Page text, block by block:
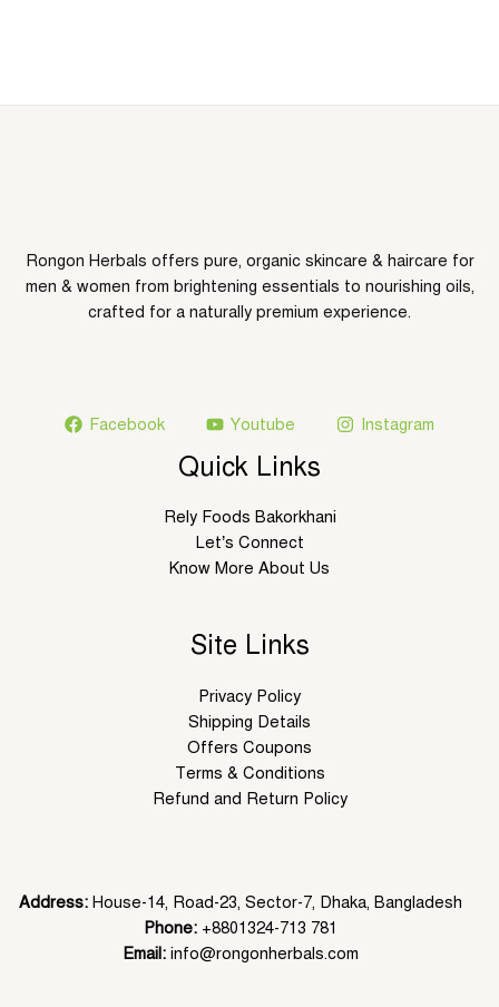
Rongon Herbals offers pure, organic skincare & haircare for
men & women from brightening essentials to nourishing oils,
crafted for a naturally premium experience.
Facebook Youtube Instagram
Quick Links
Rely Foods Bakorkhani
Let’s Connect
Know More About Us
Site Links
Privacy Policy
Shipping Details
Offers Coupons
Terms & Conditions
Refund and Return Policy
Address: House-14, Road-23, Sector-7, Dhaka, Bangladesh
Phone: +8801324-713 781
Email: info@rongonherbals.com